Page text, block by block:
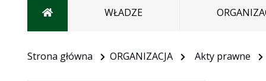
Strona głównaWŁADZE
Strona główna ORGANIZACJA Akty prawne